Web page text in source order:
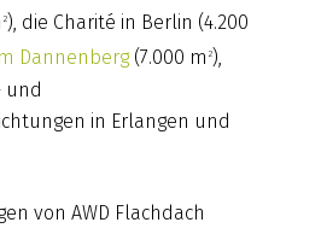
2), die Charité in Berlin (4.200
Dannenberg (7.000 m 2),
und
in Erlangen und
von AWD Flachdach